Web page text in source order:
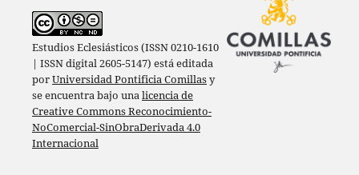
Estudios Eclesiásticos (ISSN 0210-1610
| ISSN digital 2605-5147) está editada
porUniversidad Pontificia Comillasy
se encuentra bajo unalicencia de
Creative Commons Reconocimiento-
NoComercial-SinObraDerivada 4.0
Internacional